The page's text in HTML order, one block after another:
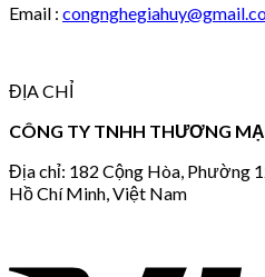
Email :
ĐỊA CHỈ
CÔNG TY TNHH THƯƠNG
Địa chỉ: 182 Cộng Hòa, Phường
Hồ Chí Minh, Việt Nam